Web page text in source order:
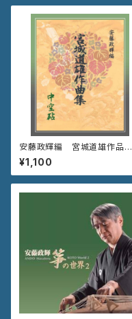
安藤政輝編 宮城道雄作品集
《中空砧》
¥1,100